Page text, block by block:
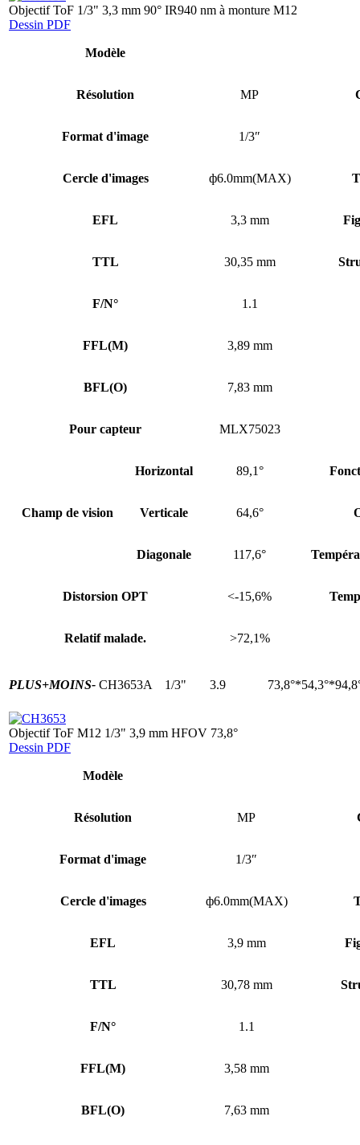
Objectif ToF 1/3" 3,3 mm 90° IR940 nm à monture M12
Dessin PDF
Modèle
Résolution MP
Format d'image 1/3″
Cercle d'images ф6.0mm(MAX)
EFL 3,3 mm
TTL 30,35 mm
F/N° 1.1
FFL(M) 3,89 mm
BFL(O) 7,83 mm
Pour capteur MLX75023
Champ de vision
Horizontal 89,1°
Verticale 64,6°
Diagonale 117,6°
Distorsion OPT <-15,6%
Relatif malade. >72,1%
PLUS+MOINS- CH3653A 1/3" 3.9
Objectif ToF M12 1/3" 3,9 mm HFOV 73,8°
Dessin PDF
Modèle
Résolution MP
Format d'image 1/3″
Cercle d'images ф6.0mm(MAX)
EFL 3,9 mm
TTL 30,78 mm
F/N° 1.1
FFL(M) 3,58 mm
BFL(O) 7,63 mm